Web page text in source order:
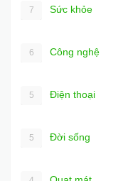
7 Sức khỏe
6 Công nghệ
5 Điện thoại
5 Đời sống